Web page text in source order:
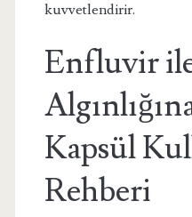
kuvvetlendirir.
Enfluvir
Kapsül
Rehberi